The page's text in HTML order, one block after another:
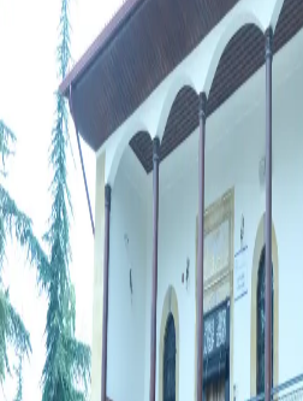
Çorum Merkezde Hz. Ubeyd-i
Sahabe-i Kiram Türbesi
Anı Yaz
Fotoğraf Ekle
JPG, PNG veya
0
5